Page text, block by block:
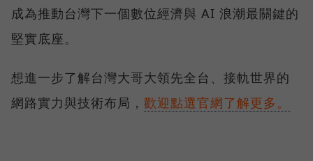
成為推動台灣下一個數位經濟與 AI 浪潮最關鍵的
堅實底座。
想進一步了解台灣大哥大領先全台、接軌世界的
網路實力與技術布局， 歡迎點選官網了解更多。